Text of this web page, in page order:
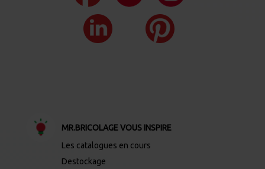
MR.BRICOLAGE VOUS INSPIRE
Les catalogues en cours
Destockage